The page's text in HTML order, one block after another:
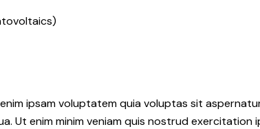
ipsam voluptatem quia voluptas sit
Ut enim minim veniam quis nostrud exercitation